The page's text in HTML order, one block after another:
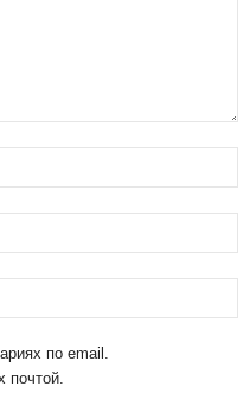
по email.
почтой.